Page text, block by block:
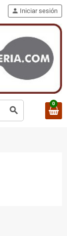
search
person Iniciar sesión
0